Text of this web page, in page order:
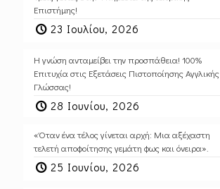
Επιστήμης!
23 Ιουλίου, 2026
Η γνώση ανταμείβει την προσπάθεια! 100%
Επιτυχία στις Εξετάσεις Πιστοποίησης Αγγλικής
Γλώσσας!
28 Ιουνίου, 2026
«Όταν ένα τέλος γίνεται αρχή: Μια αξέχαστη
τελετή αποφοίτησης γεμάτη φως και όνειρα».
25 Ιουνίου, 2026